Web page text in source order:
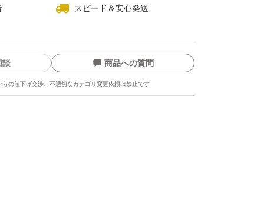
スピード＆安心発送
談 商品への質問
らの値下げ交渉、不適切なカテゴリ変更依頼は禁止です